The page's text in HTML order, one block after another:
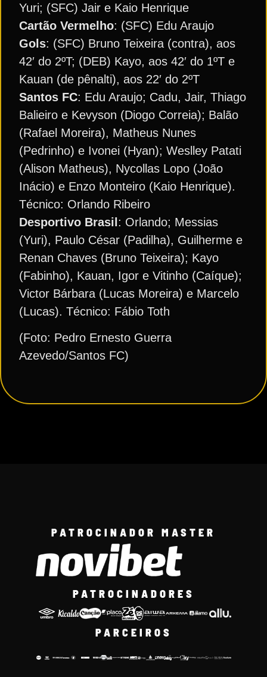
Yuri; (SFC) Jair e Kaio Henrique
Cartão Vermelho: (SFC) Edu Araujo
Gols: (SFC) Bruno Teixeira (contra), aos
42′ do 2ºT; (DEB) Kayo, aos 42′ do 1ºT e
Kauan (de pênalti), aos 22′ do 2ºT
Santos FC: Edu Araujo; Cadu, Jair, Thiago
Balieiro e Kevyson (Diogo Correia); Balão
(Rafael Moreira), Matheus Nunes
(Pedrinho) e Ivonei (Hyan); Weslley Patati
(Alison Matheus), Nycollas Lopo (João
Inácio) e Enzo Monteiro (Kaio Henrique).
Técnico: Orlando Ribeiro
Desportivo Brasil : Orlando; Messias
(Yuri), Paulo César (Padilha), Guilherme e
Renan Chaves (Bruno Teixeira); Kayo
(Fabinho), Kauan, Igor e Vitinho (Caíque);
Victor Bárbara (Lucas Moreira) e Marcelo
(Lucas). Técnico: Fábio Toth
(Foto: Pedro Ernesto Guerra
Azevedo/Santos FC)
PATROCINADOR MASTER
PATROCINADORES
PARCEIROS